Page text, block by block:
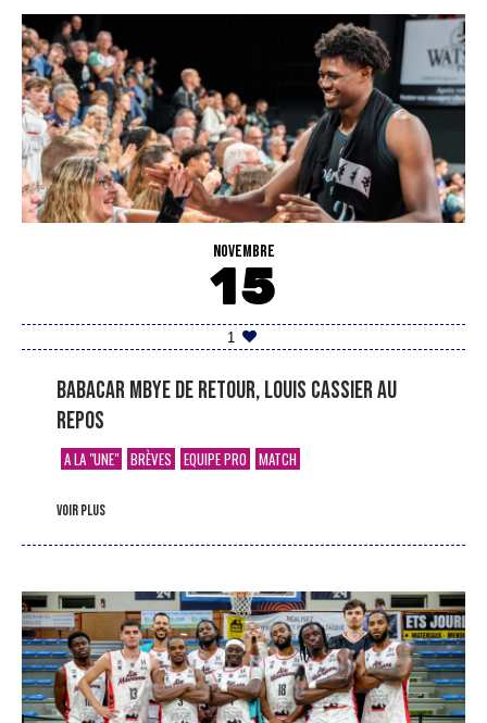
NOVEMBRE
15
1
Babacar Mbye de retour, Louis Cassier au
repos
A LA "UNE" BRÈVES EQUIPE PRO MATCH
voir plus